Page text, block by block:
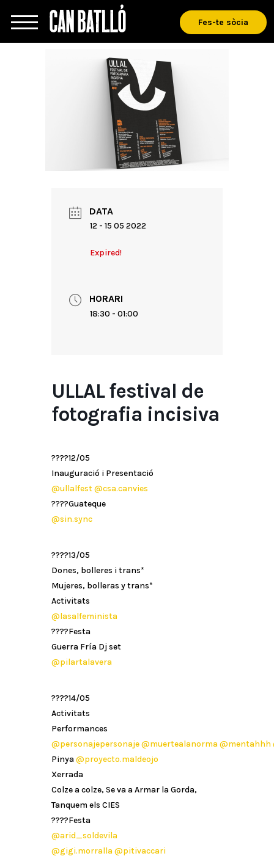
Fes-te sòcia
DATA
12 - 15 05 2022
Expired!
HORARI
18:30 - 01:00
ULLAL festival de
fotografia incisiva
????12/05
Inauguració i Presentació
@ullalfest@csa.canvies
????Guateque
@sin.sync
????13/05
Dones, bolleres i trans*
Mujeres, bolleras y trans*
Activitats
@lasalfeminista
????Festa
Guerra Fría Dj set
@pilartalavera
????14/05
Activitats
Performances
@personajepersonaje@muertealanorma @mentahhh
Pinya @proyecto.maldeojo
Xerrada
Colze a colze, Se va a Armar la Gorda,
Tanquem els CIES
????Festa
@arid_soldevila
@gigi.morralla @pitivaccari